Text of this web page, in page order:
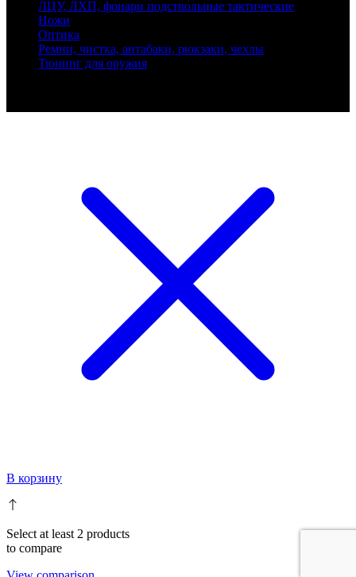
ЛЦУ, ЛХП, фонари подствольные тактические
Ножи
Оптика
Ремни, чистка, антабаки, рюкзаки, чехлы
Тюнинг для оружия
В корзину
Select at least 2 products
to compare